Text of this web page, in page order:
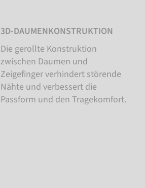
3D-DAUMENKONSTRUKTION
Die gerollte Konstruktion
zwischen Daumen und
Zeigefinger verhindert störende
Nähte und verbessert die
Passform und den Tragekomfort.